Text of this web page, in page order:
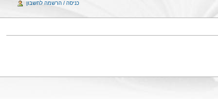
כניסה / הרשמה לחשבון